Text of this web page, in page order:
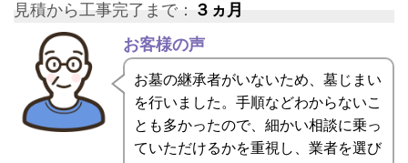
見積から工事完了まで： ３ヵ月
お客様の声
お墓の継承者がいないため、墓じまい
を行いました。手順などわからないこ
とも多かったので、細かい相談に乗っ
ていただけるかを重視し、業者を選び